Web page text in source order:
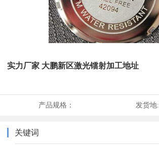
实力厂家 大鹏新区激光镭射加工地址
产品规格： 发货地:
关键词